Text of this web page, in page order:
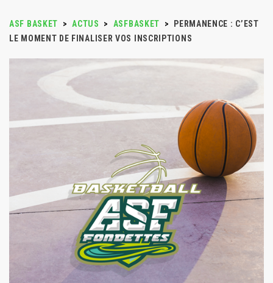
ASF BASKET > ACTUS > ASFBASKET >
PERMANENCE : C’EST
LE MOMENT DE FINALISER VOS INSCRIPTIONS